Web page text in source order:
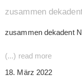
zusammen
zusammen dekadent
(...) read more
18. März 2022